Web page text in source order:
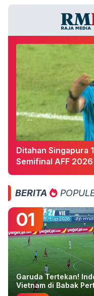
Ditahan Singapura
Semifinal AFF 2026
BERITA
01
Garuda Tertekan!
Vietnam di Babak